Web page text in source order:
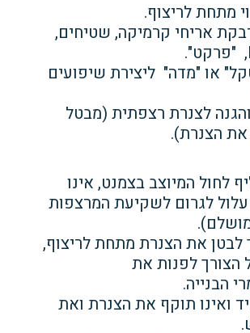
מתחת לריצוף.
אריחי קרמיקה, שטיחים,
"פרקט".
או "מדה" ליצירת שיפועים
לצנרת רצפתית (מבטל
את הצנרת).
לחול המיוצב בצמנט, אינו
לגרום לשקיעת המרצפות
לבטן את הצנרת מתחת לריצוף,
הצורך לפנות את
הבנייה.
ואינו תוקף את הצנרת ואת